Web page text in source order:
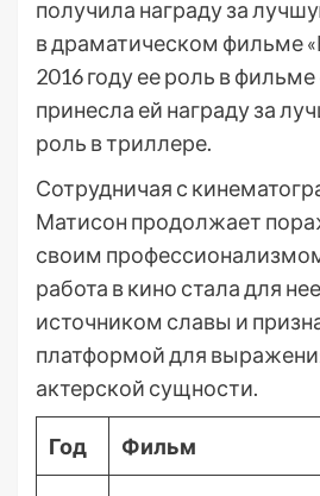
получила награду за
в драматическом фильме
2016 году ее роль в
принесла ей награду за
роль в триллере.
Сотрудничая с
Матисон продолжает
своим
работа в кино стала для
источником славы и
платформой для
актерской сущности.
Год Фильм